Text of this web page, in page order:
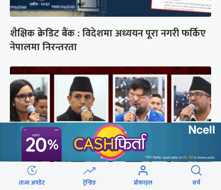
शैक्षिक क्रेडिट बैंक : विदेशमा अध्ययन पूरा नगरी फर्किए
नेपालमा निरन्तरता
ताजा अपडेट ट्रेन्डिङ प्रोफाइल सर्च